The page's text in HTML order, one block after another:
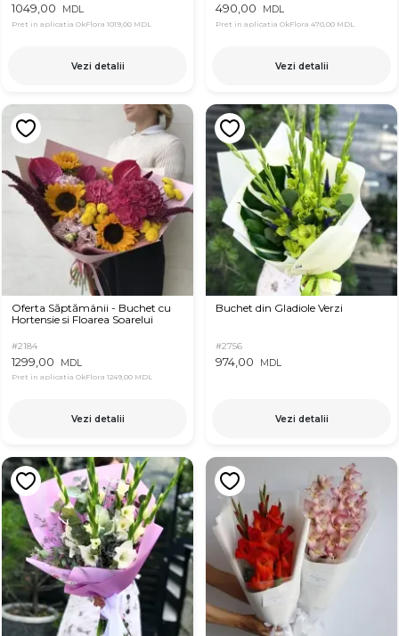
1049,00 MDL
Pret in aplicatia OkFlora 1019,00 MDL
Vezi detalii
490,00 MDL
Pret in aplicatia OkFlora 470,00 MDL
Vezi detalii
Oferta Săptămânii - Buchet cu
Hortensie si Floarea Soarelui
#2184
1299,00 MDL
Pret in aplicatia OkFlora 1249,00 MDL
Vezi detalii
Buchet din Gladiole Verzi
#2756
974,00 MDL
Vezi detalii